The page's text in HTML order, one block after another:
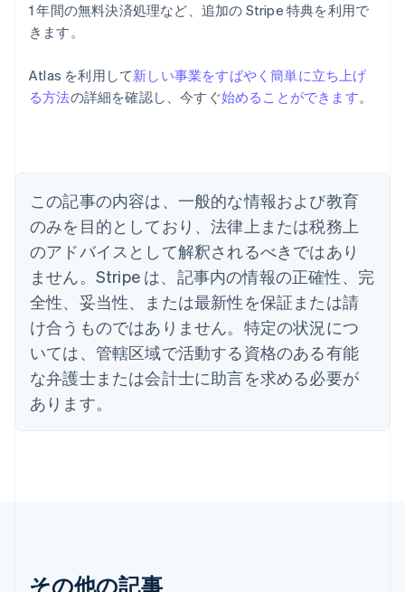
1 年間の無料決済処理など、追加の Stripe 特典を利用で
きます。
Atlas を利用して新しい事業をすばやく簡単に立ち上げ
る方法の詳細を確認し、今すぐ始めることができます。
この記事の内容は、一般的な情報および教育
のみを目的としており、法律上または税務上
のアドバイスとして解釈されるべきではあり
ません。Stripe は、記事内の情報の正確性、完
全性、妥当性、または最新性を保証または請
け合うものではありません。特定の状況につ
いては、管轄区域で活動する資格のある有能
な弁護士または会計士に助言を求める必要が
あります。
その他の記事
アイルランド
アメリカ
EnglishEspañol简体中文
ItalianoEnglish
インド
エストニア
English
オーストラリア
English
オーストリア
DeutschEnglish
オランダ
NederlandsEnglish
カナダ
English